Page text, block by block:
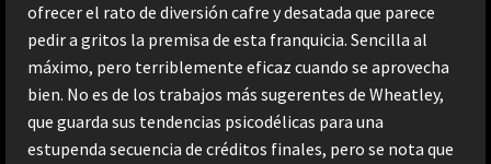
ofrecer el rato de diversión cafre y desatada que parece
pedir a gritos la premisa de esta franquicia. Sencilla al
máximo, pero terriblemente eficaz cuando se aprovecha
bien. No es de los trabajos más sugerentes de Wheatley,
que guarda sus tendencias psicodélicas para una
estupenda secuencia de créditos finales, pero se nota que